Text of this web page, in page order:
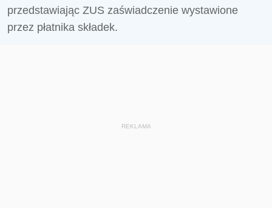
przedstawiając ZUS zaświadczenie wystawione
przez płatnika składek.
REKLAMA